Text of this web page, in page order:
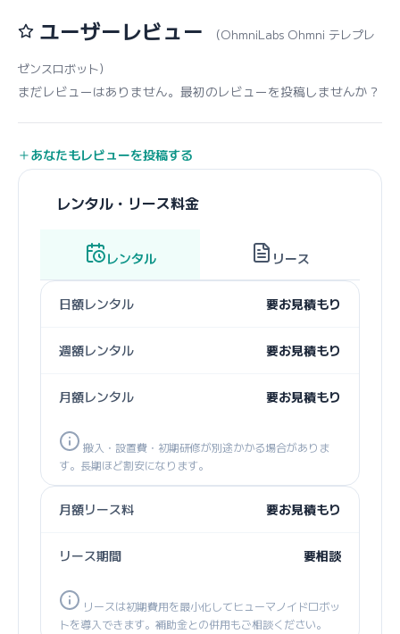
ユーザーレビュー
（OhmniLabs Ohmni テレプレ
ゼンスロボット）
まだレビューはありません。最初のレビューを投稿しませんか？
あなたもレビューを投稿する
レンタル・リース料金
レンタル リース
日額レンタル 要お見積もり
週額レンタル 要お見積もり
月額レンタル 要お見積もり
搬入・設置費・初期研修が別途かかる場合がありま
す。長期ほど割安になります。
月額リース料 要お見積もり
リース期間 要相談
リースは初期費用を最小化してヒューマノイドロボッ
トを導入できます。補助金との併用もご相談ください。